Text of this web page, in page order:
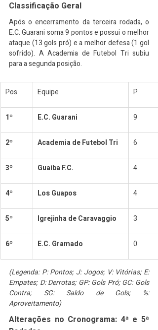
Classificação Geral
Após o encerramento da terceira rodada, o
E.C. Guarani soma 9 pontos e possui o melhor
ataque (13 gols pró) e a melhor defesa (1 gol
sofrido). A Academia de Futebol Tri subiu
para a segunda posição.
Pos Equipe P
1º E.C. Guarani 9
2º Academia de Futebol Tri 6
3º Guaíba F.C. 4
4º Los Guapos 4
5º Igrejinha de Caravaggio 3
6º E.C. Gramado 0
(Legenda: P: Pontos; J: Jogos; V: Vitórias; E:
Empates; D: Derrotas; GP: Gols Pró; GC: Gols
Contra; SG: Saldo de Gols; %:
Aproveitamento)
Alterações no Cronograma: 4ª e 5ª